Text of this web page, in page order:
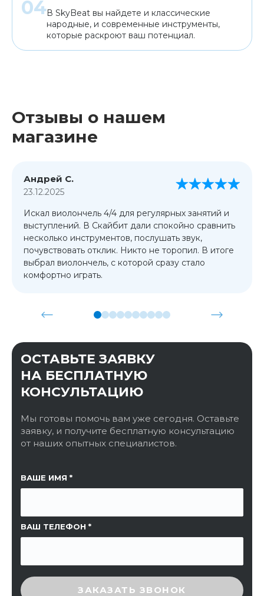
В SkyBeat вы найдете и классические
народные, и современные инструменты,
которые раскроют ваш потенциал.
Отзывы о нашем
магазине
Андрей С.
23.12.2025
Искал виолончель 4/4 для регулярных занятий и
выступлений. В Скайбит дали спокойно сравнить
несколько инструментов, послушать звук,
почувствовать отклик. Никто не торопил. В итоге
выбрал виолончель, с которой сразу стало
комфортно играть.
ОСТАВЬТЕ ЗАЯВКУ
НА БЕСПЛАТНУЮ
КОНСУЛЬТАЦИЮ
Мы готовы помочь вам уже сегодня. Оставьте
заявку, и получите бесплатную консультацию
от наших опытных специалистов.
ВАШЕ ИМЯ
ВАШ ТЕЛЕФОН
ССЫЛКА НА СТРАНИЦУ
ВВЕДИТЕ ПРОВЕРОЧНЫЙ КОД
ЗАКАЗАТЬ ЗВОНОК